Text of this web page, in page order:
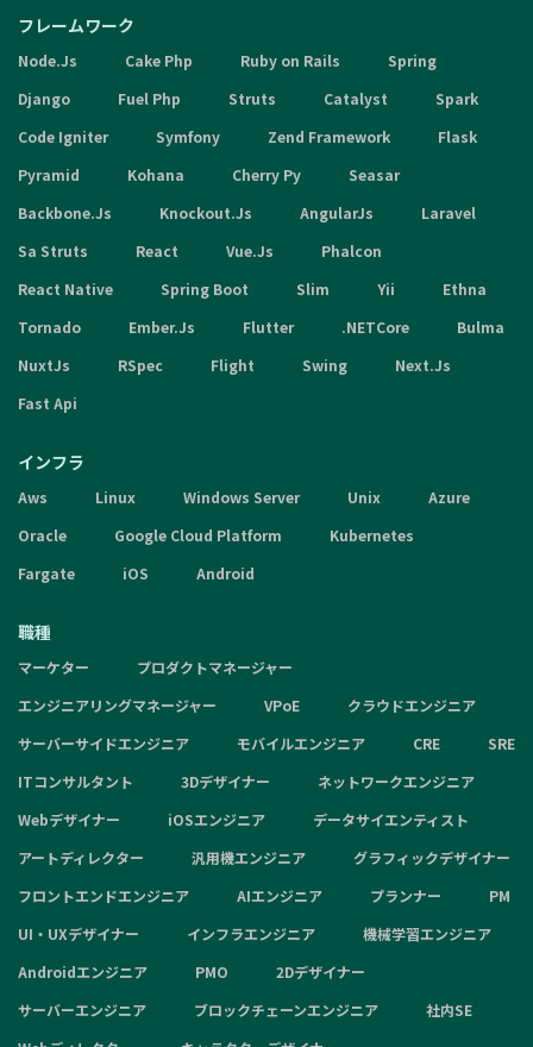
フレームワーク
Node.Js Cake Php Ruby on Rails
Spring
Django
Fuel Php Struts Catalyst
Spark
Code Igniter
Symfony Zend Framework
Flask
Pyramid
Kohana Cherry Py
Seasar
Backbone.Js
Knockout.Js AngularJs
Laravel
Sa Struts
React Vue.Js
Phalcon
React Native
Spring Boot Slim Yii
Ethna
Tornado
Ember.Js Flutter .NETCore
Bulma
NuxtJs
RSpec Flight Swing
Next.Js
Fast Api
インフラ
Aws Linux Windows Server Unix
Azure
Oracle
Google Cloud Platform
Kubernetes
Fargate
iOS Android
職種
マーケター
プロダクトマネージャー
エンジニアリングマネージャー
VPoE
クラウドエンジニア
サーバーサイドエンジニア
モバイルエンジニア CRE
SRE
ITコンサルタント
3Dデザイナー
ネットワークエンジニア
Webデザイナー
iOSエンジニア
データサイエンティスト
アートディレクター
汎用機エンジニア
グラフィックデザイナー
フロントエンドエンジニア
AIエンジニア プランナー
PM
UI・UXデザイナー
インフラエンジニア
機械学習エンジニア
Androidエンジニア
PMO
2Dデザイナー
サーバーエンジニア
ブロックチェーンエンジニア
社内SE